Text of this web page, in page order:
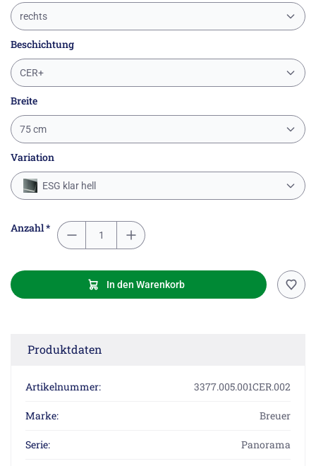
rechts
Beschichtung
CER+
Breite
75 cm
Variation
ESG klar hell
Anzahl *
In den Warenkorb
Produktdaten
Artikelnummer: 3377.005.001CER.002
Marke: Breuer
Serie: Panorama